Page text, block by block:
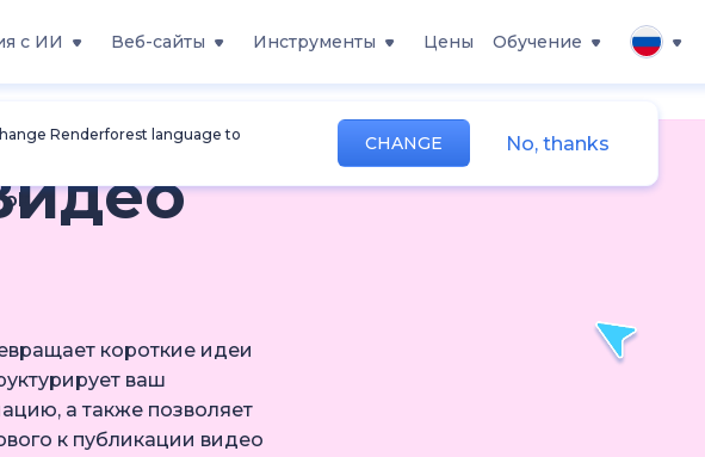
с ИИ Веб-сайты Инструменты Цены Обучение
Renderforest language to
CHANGE No, thanks
короткие идеи
ваш
а также позволяет
к публикации видео